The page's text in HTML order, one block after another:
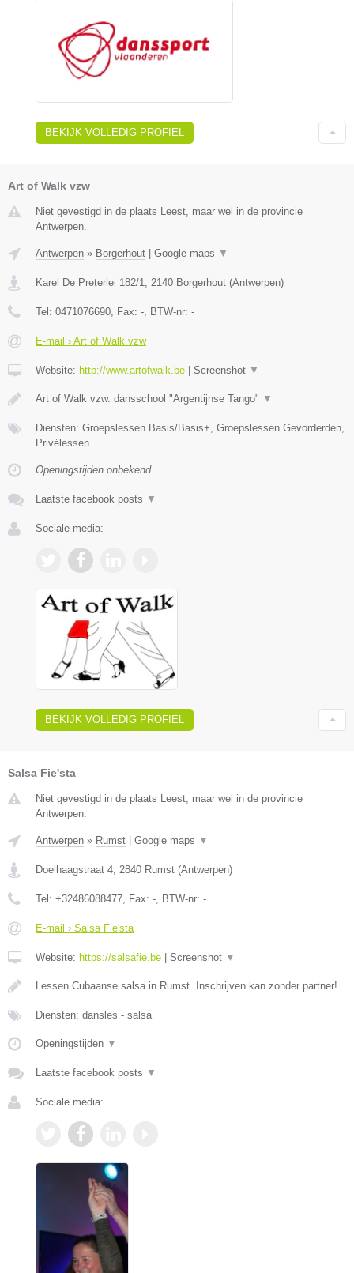
BEKIJK VOLLEDIG PROFIEL
Art of Walk vzw
Niet gevestigd in de plaats Leest, maar wel in de provincie
Antwerpen.
Antwerpen » Borgerhout Google maps ▼
Karel De Preterlei 182/1 2140 Borgerhout (Antwerpen)
Tel: 0471076690 , Fax: - , BTW-nr: -
E-mail › Art of Walk vzw
Website: http://www.artofwalk.be Screenshot ▼
Art of Walk vzw. dansschool "Argentijnse Tango" ▼
Diensten: Groepslessen Basis/Basis+, Groepslessen Gevorderden,
Privélessen
Openingstijden onbekend
Laatste facebook posts ▼
Sociale media:
BEKIJK VOLLEDIG PROFIEL
Salsa Fie'sta
Niet gevestigd in de plaats Leest, maar wel in de provincie
Antwerpen.
Antwerpen » Rumst Google maps ▼
Doelhaagstraat 4, 2840 Rumst (Antwerpen)
Tel: +32486088477, Fax: -, BTW-nr: -
E-mail › Salsa Fie'sta
Website: https://salsafie.be Screenshot ▼
Lessen Cubaanse salsa in Rumst. Inschrijven kan zonder partner!
Diensten: dansles - salsa
Openingstijden ▼
Laatste facebook posts ▼
Sociale media: